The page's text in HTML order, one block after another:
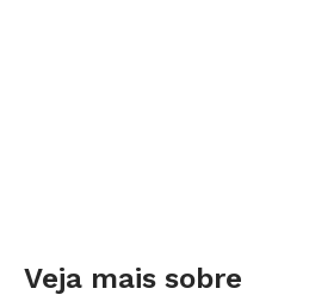
Veja mais sobre